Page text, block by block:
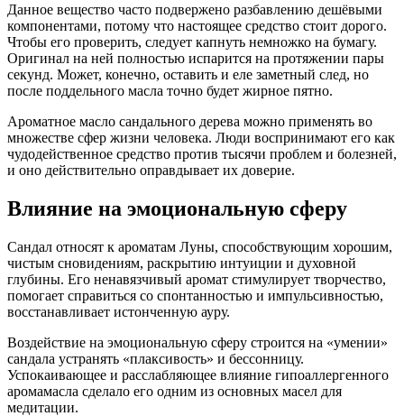
Данное вещество часто подвержено разбавлению дешёвыми
компонентами, потому что настоящее средство стоит дорого.
Чтобы его проверить, следует капнуть немножко на бумагу.
Оригинал на ней полностью испарится на протяжении пары
секунд. Может, конечно, оставить и еле заметный след, но
после поддельного масла точно будет жирное пятно.
Ароматное масло сандального дерева можно применять во
множестве сфер жизни человека. Люди воспринимают его как
чудодейственное средство против тысячи проблем и болезней,
и оно действительно оправдывает их доверие.
Влияние на эмоциональную сферу
Сандал относят к ароматам Луны, способствующим хорошим,
чистым сновидениям, раскрытию интуиции и духовной
глубины. Его ненавязчивый аромат стимулирует творчество,
помогает справиться со спонтанностью и импульсивностью,
восстанавливает истонченную ауру.
Воздействие на эмоциональную сферу строится на «умении»
сандала устранять «плаксивость» и бессонницу.
Успокаивающее и расслабляющее влияние гипоаллергенного
аромамасла сделало его одним из основных масел для
медитации.